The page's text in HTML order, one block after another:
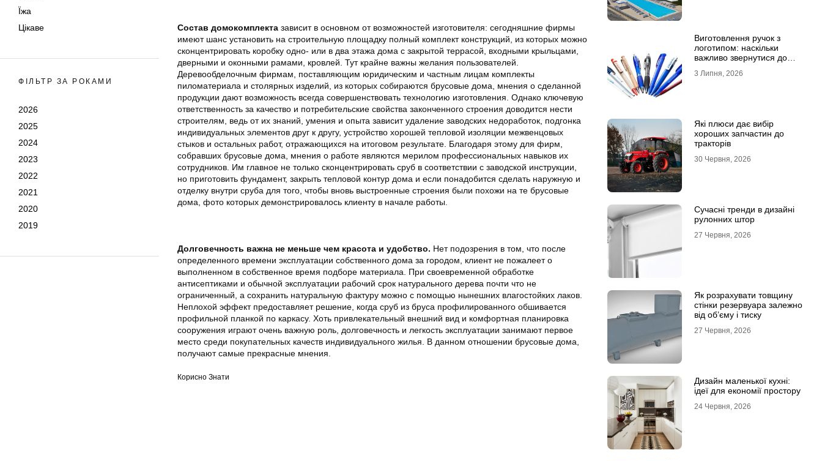
Їжа
Цікаве
ФІЛЬТР ЗА РОКАМИ
2026
2025
2024
2023
2022
2021
2020
2019
Состав домокомплекта зависит в основном от возможностей изготовителя: сегодняшние фирмы
имеют шанс установить на строительную площадку полный комплект конструкций, из которых можно
сконцентрировать коробку одно- или в два этажа дома с закрытой террасой, входными крыльцами,
дверными и оконными рамами, кровлей. Тут крайне важны желания пользователей.
Деревообделочным фирмам, поставляющим юридическим и частным лицам комплекты
пиломатериала и столярных изделий, из которых собираются брусовые дома, мнения о сделанной
продукции дают возможность всегда совершенствовать технологию изготовления. Однако ключевую
ответственность за качество и потребительские свойства законченного строения доводится нести
строителям, ведь от их знаний, умения и опыта зависит удаление заводских недоработок, подгонка
индивидуальных элементов друг к другу, устройство хорошей тепловой изоляции межвенцовых
стыков и остальных работ, отражающихся на итоговом результате. Благодаря этому для фирм,
собравших брусовые дома, мнения о работе являются мерилом профессиональных навыков их
сотрудников. Им главное не только сконцентрировать сруб в соответствии с заводской инструкции,
но приготовить фундамент, закрыть тепловой контур дома и если понадобится сделать наружную и
отделку внутри сруба для того, чтобы вновь выстроенные строения были похожи на те брусовые
дома, фото которых демонстрировалось клиенту в начале работы.
Долговечность важна не меньше чем красота и удобство. Нет подозрения в том, что после
определенного времени эксплуатации собственного дома за городом, клиент не пожалеет о
выполненном в собственное время подборе материала. При своевременной обработке
антисептиками и обычной эксплуатации рабочий срок натурального дерева почти что не
ограниченный, а сохранить натуральную фактуру можно с помощью нынешних влагостойких лаков.
Неплохой эффект предоставляет решение, когда сруб из бруса профилированного обшивается
профильной планкой по каркасу. Хоть привлекательный внешний вид и комфортная планировка
сооружения играют очень важную роль, долговечность и легкость эксплуатации занимают первое
место среди покупательных качеств индивидуального жилья. В данном отношении брусовые дома,
получают самые прекрасные мнения.
Корисно Знати
Виготовлення ручок з
логотипом: наскільки
важливо звернутися до
3 Липня, 2026
Які плюси дає вибір
хороших запчастин до
тракторів
30 Червня, 2026
Сучасні тренди в дизайні
рулонних штор
27 Червня, 2026
Як розрахувати товщину
стінки резервуара залежно
від об’єму і тиску
27 Червня, 2026
Дизайн маленької кухні:
ідеї для економії простору
24 Червня, 2026